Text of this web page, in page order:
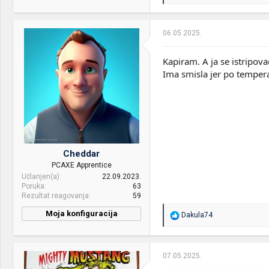
o
n
a
Cheddar
PCAXE Apprentice
Učlanjen(a)
22.09.2023.
Poruka
63
Rezultat reagovanja
59
Moja konfiguracija
AMD Ryzen 5 5600X ID
Cooling SE-224-XT ARGB
Motherboard:
Gigabyte B450 Aorus Elite
06.05.2025.
Kapiram. A ja se
Ima smisla jer po
R
a
o
Dakula74
07.05.2025.